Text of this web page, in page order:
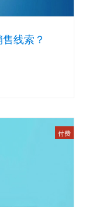
线索？
付费